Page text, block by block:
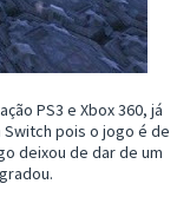
PS3 e Xbox 360, já
pois o jogo é de
deixou de dar de um